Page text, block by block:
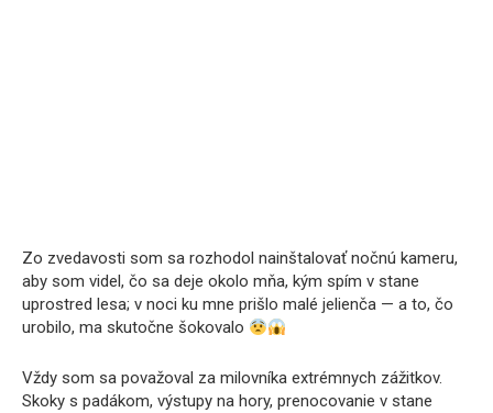
Zo zvedavosti som sa rozhodol nainštalovať nočnú kameru,
aby som videl, čo sa deje okolo mňa, kým spím v stane
uprostred lesa; v noci ku mne prišlo malé jelienča — a to, čo
urobilo, ma skutočne šokovalo
Vždy som sa považoval za milovníka extrémnych zážitkov.
Skoky s padákom, výstupy na hory, prenocovanie v stane